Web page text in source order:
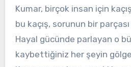
Kumar, birçok insan için
bu kaçış, sorunun bir
Hayal gücünde parlayan o
kaybettiğiniz her şeyin